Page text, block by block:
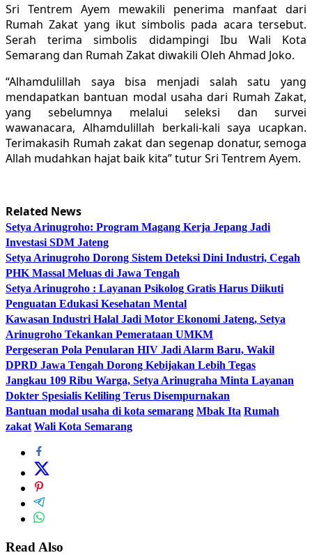
Sri Tentrem Ayem mewakili penerima manfaat dari
Rumah Zakat yang ikut simbolis pada acara tersebut.
Serah terima simbolis didampingi Ibu Wali Kota
Semarang dan Rumah Zakat diwakili Oleh Ahmad Joko.
“Alhamdulillah saya bisa menjadi salah satu yang
mendapatkan bantuan modal usaha dari Rumah Zakat,
yang sebelumnya melalui seleksi dan survei
wawanacara, Alhamdulillah berkali-kali saya ucapkan.
Terimakasih Rumah zakat dan segenap donatur, semoga
Allah mudahkan hajat baik kita” tutur Sri Tentrem Ayem.
Related News
Setya Arinugroho: Program Magang Kerja Jepang Jadi
Investasi SDM Jateng
Setya Arinugroho Dorong Sistem Deteksi Dini Industri, Cegah
PHK Massal Meluas di Jawa Tengah
Setya Arinugroho : Layanan Psikolog Gratis Harus Diikuti
Penguatan Edukasi Kesehatan Mental
Kawasan Industri Halal Jadi Motor Ekonomi Jateng, Setya
Arinugroho Tekankan Pemerataan UMKM
Pergeseran Pola Penularan HIV Jadi Alarm Baru, Wakil
DPRD Jawa Tengah Dorong Kebijakan Lebih Tegas
Jangkau 109 Ribu Warga, Setya Arinugraha Minta Layanan
Dokter Spesialis Keliling Terus Disempurnakan
Bantuan modal usaha di kota semarang Mbak Ita Rumah
zakat Wali Kota Semarang
Read Also